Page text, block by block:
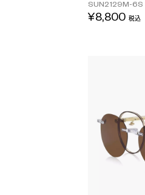
SUN2129M-6S
¥8,800 税込